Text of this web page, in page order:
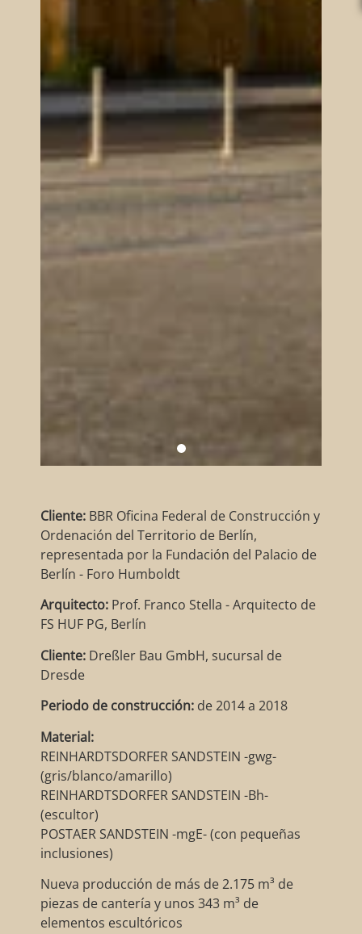
Cliente: BBR Oficina Federal de Construcción y
Ordenación del Territorio de Berlín,
representada por la Fundación del Palacio de
Berlín - Foro Humboldt
Arquitecto: Prof. Franco Stella - Arquitecto de
FS HUF PG, Berlín
Cliente: Dreßler Bau GmbH, sucursal de
Dresde
Periodo de construcción: de 2014 a 2018
Material:
REINHARDTSDORFER SANDSTEIN -gwg-
(gris/blanco/amarillo)
REINHARDTSDORFER SANDSTEIN -Bh-
(escultor)
POSTAER SANDSTEIN -mgE- (con pequeñas
inclusiones)
Nueva producción de más de 2.175 m³ de
piezas de cantería y unos 343 m³ de
elementos escultóricos